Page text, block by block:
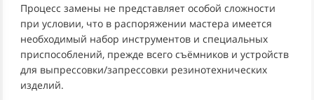
Процесс замены не представляет особой сложности
при условии, что в распоряжении мастера имеется
необходимый набор инструментов и специальных
приспособлений, прежде всего съёмников и устройств
для выпрессовки/запрессовки резинотехнических
изделий.